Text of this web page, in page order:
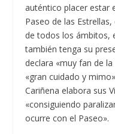
auténtico placer estar
Paseo de las
de todos los ámbitos,
también tenga su
declara «muy fan de
«gran cuidado y
Cariñena elabora sus
«consiguiendo
ocurre con el Paseo».